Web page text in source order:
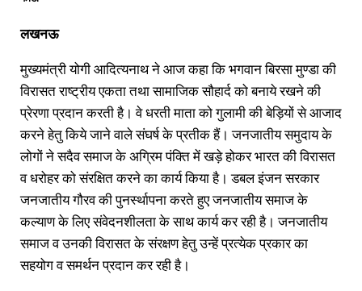
लखनऊ
मुख्यमंत्री योगी आदित्यनाथ ने आज कहा कि भगवान बिरसा मुण्डा की
विरासत राष्ट्रीय एकता तथा सामाजिक सौहार्द को बनाये रखने की
प्रेरणा प्रदान करती है। वे धरती माता को गुलामी की बेड़ियों से आजाद
करने हेतु किये जाने वाले संघर्ष के प्रतीक हैं। जनजातीय समुदाय के
लोगों ने सदैव समाज के अग्रिम पंक्ति में खड़े होकर भारत की विरासत
व धरोहर को संरक्षित करने का कार्य किया है। डबल इंजन सरकार
जनजातीय गौरव की पुनर्स्थापना करते हुए जनजातीय समाज के
कल्याण के लिए संवेदनशीलता के साथ कार्य कर रही है। जनजातीय
समाज व उनकी विरासत के संरक्षण हेतु उन्हें प्रत्येक प्रकार का
सहयोग व समर्थन प्रदान कर रही है।